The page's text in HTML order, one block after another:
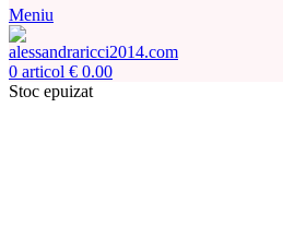
Meniu
0 articol € 0.00
Stoc epuizat